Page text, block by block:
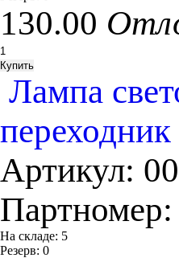
130.00
Лампа
Артикул:
На складе: 5
Резерв: 0